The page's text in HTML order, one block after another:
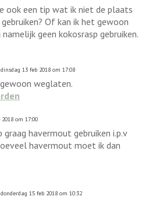
ook een tip wat ik niet de plaats
Of kan ik het gewoon
geen kokosrasp gebruiken.
dinsdag 13 feb 2018 om 17:08
weglaten.
om 17:00
graag havermout gebruiken i.p.v
havermout moet ik dan
donderdag 15 feb 2018 om 10:32